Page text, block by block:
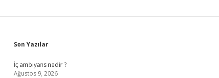
Sidebar
Son Yazılar
İç ambiyans nedir ?
Ağustos 9, 2026